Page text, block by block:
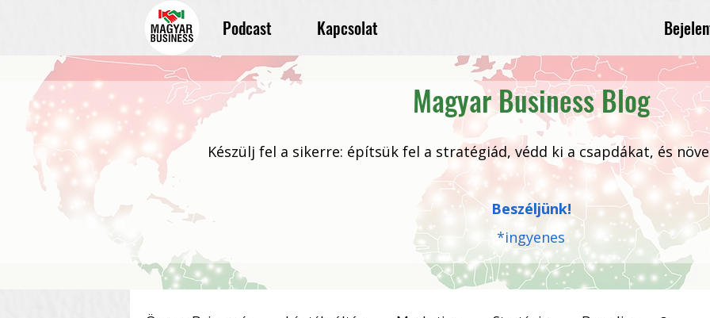
Podcast Kapcsolat
Magyar Business Blog
Készülj fel a sikerre: építsük fel a stratégiád, védd ki a csapdákat, és
Beszéljünk!
*ingyenes